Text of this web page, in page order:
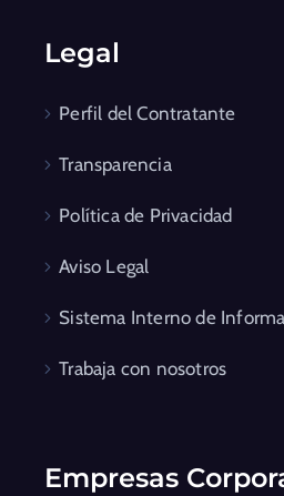
Legal
Perfil del Contratante
Transparencia
Política de Privacidad
Aviso Legal
Sistema Interno de
Trabaja con nosotros
Empresas